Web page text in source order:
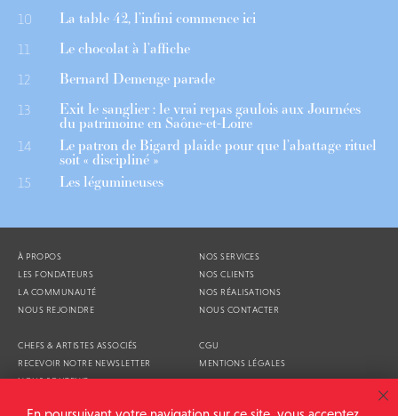
10 La table 42, l’infini commence ici
11 Le chocolat à l’affiche
12 Bernard Demenge parade
13 Exit le sanglier : le vrai repas gaulois aux Journées
du patrimoine en Saône-et-Loire
14 Le patron de Bigard plaide pour que l’abattage rituel
soit « discipliné »
15 Les légumineuses
À PROPOS
LES FONDATEURS
LA COMMUNAUTÉ
NOUS REJOINDRE
NOS SERVICES
NOS CLIENTS
NOS RÉALISATIONS
NOUS CONTACTER
CHEFS & ARTISTES ASSOCIÉS
RECEVOIR NOTRE NEWSLETTER
NOUS SOUTENIR
CGU
MENTIONS LÉGALES